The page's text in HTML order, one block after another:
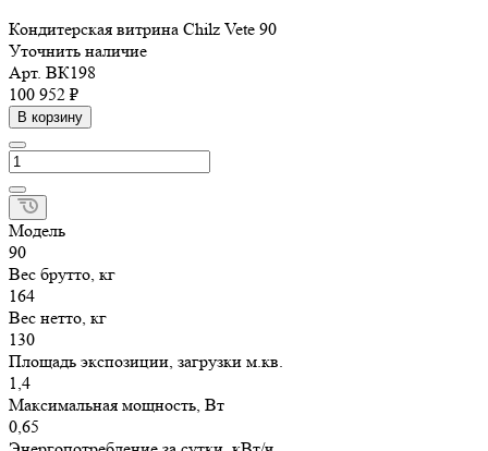
Кондитерская витрина Chilz Vete 90
Уточнить наличие
Арт. ВК198
100 952 ₽
В корзину
Модель
90
Вес брутто, кг
164
Вес нетто, кг
130
Площадь экспозиции, загрузки м.кв.
1,4
Максимальная мощность, Вт
0,65